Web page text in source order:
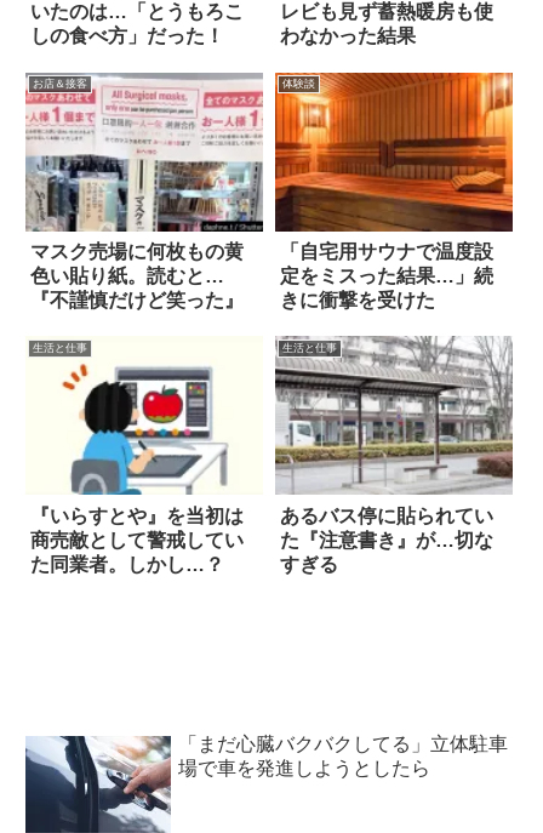
いたのは…「とうもろこ
しの食べ方」だった！
レビも見ず蓄熱暖房も使
わなかった結果
お店＆接客
マスク売場に何枚もの黄
色い貼り紙。読むと…
『不謹慎だけど笑った』
体験談
「自宅用サウナで温度設
定をミスった結果…」続
きに衝撃を受けた
生活と仕事
『いらすとや』を当初は
商売敵として警戒してい
た同業者。しかし…？
生活と仕事
あるバス停に貼られてい
た『注意書き』が…切な
すぎる
「まだ心臓バクバクしてる」立体駐車
場で車を発進しようとしたら